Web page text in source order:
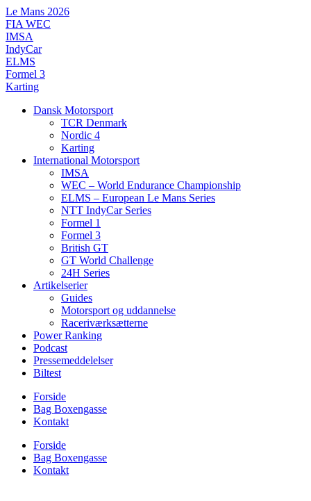
Videre
til
indhold
Le Mans 2026
FIA WEC
IMSA
IndyCar
ELMS
Formel 3
Karting
Dansk Motorsport
TCR Denmark
Nordic 4
Karting
International Motorsport
IMSA
WEC – World Endurance Championship
ELMS – European Le Mans Series
NTT IndyCar Series
Formel 1
Formel 3
British GT
GT World Challenge
24H Series
Artikelserier
Guides
Motorsport og uddannelse
Raceriværksætterne
Power Ranking
Podcast
Pressemeddelelser
Biltest
Forside
Bag Boxengasse
Kontakt
Forside
Bag Boxengasse
Kontakt